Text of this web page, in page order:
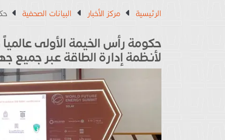
الرئيسية مركز الأخبار البيانات الصحفية
لأنظمة إدارة الطاقة عبر جميع